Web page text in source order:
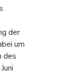
der
um
des